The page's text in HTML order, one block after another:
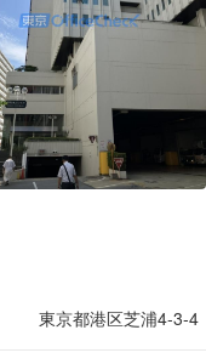
東京都港区芝浦4-3-4